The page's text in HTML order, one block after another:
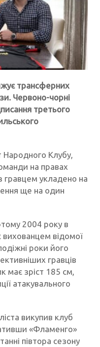
трансферних
Червоно-чорні
третього
Народного Клубу,
на правах
гравцем укладено на
ще на один
2004 року в
вихованцем відомої
роки його
гравців
має зріст 185 см,
атакувального
викупив клуб
«Фламенго»
півтора сезону